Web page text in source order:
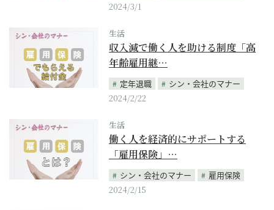
2024/3/1
生活
収入減で働く人を助ける制度「高
年齢雇用継…
定年退職
シン・会社のマナー
2024/2/22
生活
働く人を経済的にサポートする
「雇用保険」…
シン・会社のマナー
雇用保険
2024/2/15